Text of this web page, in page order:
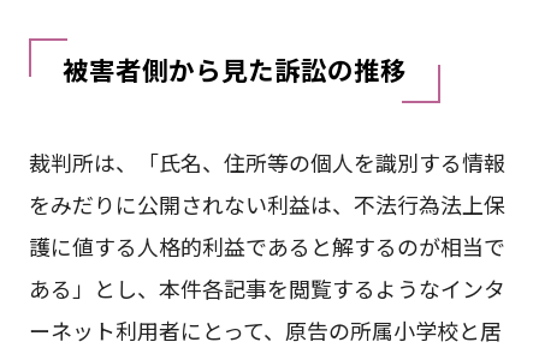
被害者側から見た訴訟の推移
裁判所は、「氏名、住所等の個人を識別する情報
をみだりに公開されない利益は、不法行為法上保
護に値する人格的利益であると解するのが相当で
ある」とし、本件各記事を閲覧するようなインタ
ーネット利用者にとって、原告の所属小学校と居